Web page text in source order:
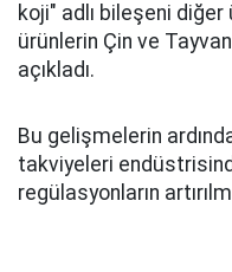
koji" adlı bileşeni diğer
ürünlerin Çin ve
açıkladı.
Bu gelişmelerin
takviyeleri
regülasyonların